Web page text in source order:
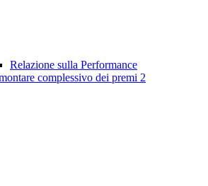
Relazione sulla Performance
complessivo dei premi 2